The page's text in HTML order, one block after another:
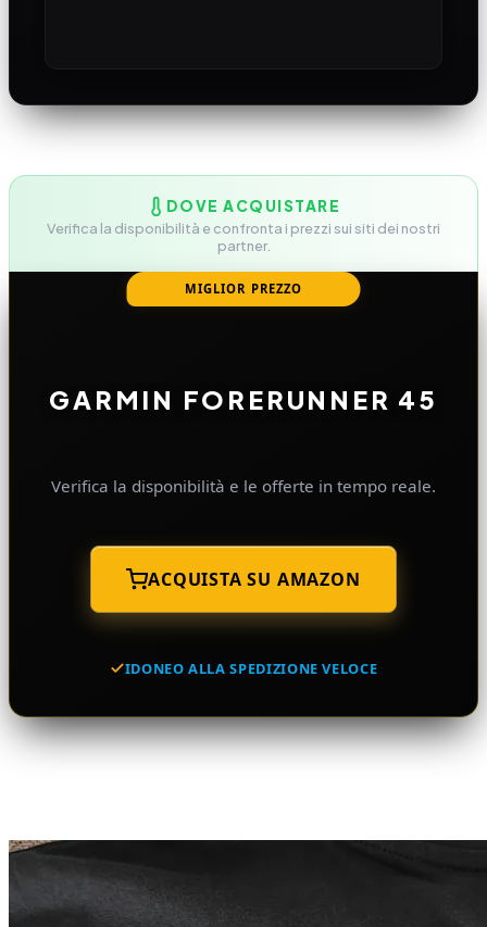
DOVE ACQUISTARE
Verifica la disponibilità e confronta i prezzi sui siti dei nostri
partner.
MIGLIOR PREZZO
GARMIN FORERUNNER 45
Verifica la disponibilità e le offerte in tempo reale.
ACQUISTA SU AMAZON
IDONEO ALLA SPEDIZIONE VELOCE